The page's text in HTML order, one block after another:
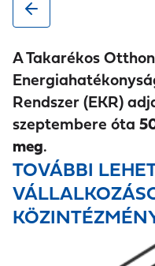
Vállalko
Országo
s
Szakszö
vetsége
(ÉVOSZ)
at
nyilvánt
artó
Magyar
Energeti
kai és
Közmű-
szabályo
A Takarékos
Rendszer (EKR)
szeptembere óta
meg.
TOVÁBBI